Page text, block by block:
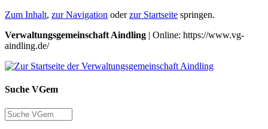
Zum Inhalt, zur Navigation oderzur Startseite springen.
Verwaltungsgemeinschaft Aindling | Online: https://www.vg-
aindling.de/
Suche VGem